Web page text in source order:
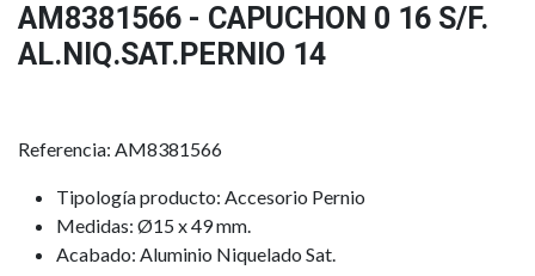
AM8381566 - CAPUCHON 0 16 S/F.
AL.NIQ.SAT.PERNIO 14
Referencia: AM8381566
Tipología producto: Accesorio Pernio
Medidas: Ø15 x 49 mm.
Acabado: Aluminio Niquelado Sat.